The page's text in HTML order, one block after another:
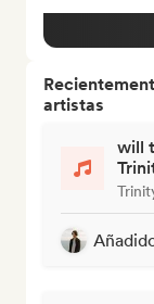
artistas
will